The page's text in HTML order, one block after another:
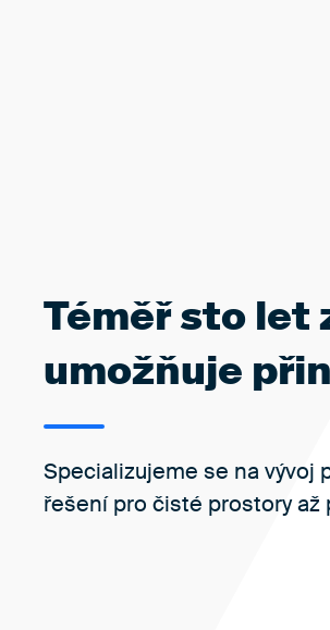
Téměř sto let
umožňuje
Specializujeme se na vývoj
řešení pro čisté prostory